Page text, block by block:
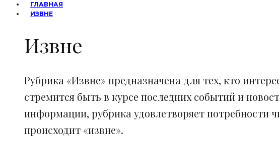
ГЛАВНАЯ
ИЗВНЕ
Извне
Рубрика «Извне» предназначена для тех, кто
стремится быть в курсе последних событий и
информации, рубрика удовлетворяет потребности
происходит «извне».